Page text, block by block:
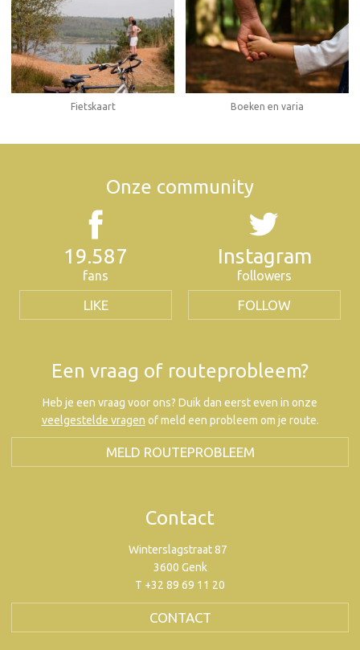
Fietskaart Boeken en varia
Onze community
19.587
fans
LIKE
Instagram
followers
FOLLOW
Een vraag of routeprobleem?
Heb je een vraag voor ons? Duik dan eerst even in onze
veelgestelde vragen of meld een probleem om je route.
MELD ROUTEPROBLEEM
Contact
Winterslagstraat 87
3600 Genk
T +32 89 69 11 20
CONTACT